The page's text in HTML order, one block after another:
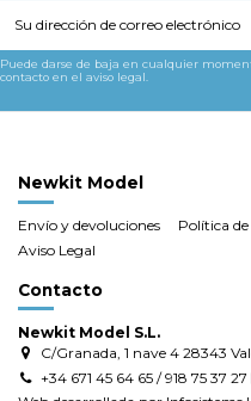
Puede darse de baja en cualquier
contacto en el aviso legal.
Newkit Model
Envío y devoluciones Política
Aviso Legal
Contacto
Newkit Model S.L.
C/Granada, 1 nave 4 28343
+34 671 45 64 65 / 918 75 37 27